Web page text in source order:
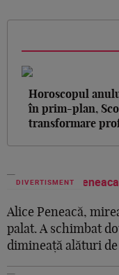
Horoscopul
în prim-plan,
transformare
DIVERTISMENT
Alice Peneacă,
palat. A schimbat
dimineață alături